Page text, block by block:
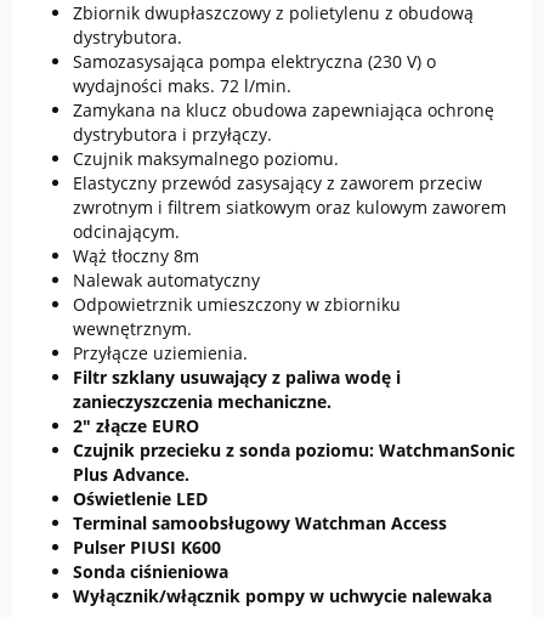
Zbiornik dwupłaszczowy z polietylenu z obudową
dystrybutora.
Samozasysająca pompa elektryczna (230 V) o
wydajności maks. 72 l/min.
Zamykana na klucz obudowa zapewniająca ochronę
dystrybutora i przyłączy.
Czujnik maksymalnego poziomu.
Elastyczny przewód zasysający z zaworem przeciw
zwrotnym i filtrem siatkowym oraz kulowym zaworem
odcinającym.
Wąż tłoczny 8m
Nalewak automatyczny
Odpowietrznik umieszczony w zbiorniku
wewnętrznym.
Przyłącze uziemienia.
Filtr szklany usuwający z paliwa wodę i
zanieczyszczenia mechaniczne.
2" złącze EURO
Czujnik przecieku z sonda poziomu: WatchmanSonic
Plus Advance.
Oświetlenie LED
Terminal samoobsługowy Watchman Access
Pulser PIUSI K600
Sonda ciśnieniowa
Wyłącznik/włącznik pompy w uchwycie nalewaka